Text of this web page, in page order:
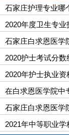
石家庄护理专业哪
2020年度卫生专
石家庄白求恩医学
2020护士考试分数
2020年护士执业
在白求恩医学院中
石家庄白求恩医学
2021年中等职业